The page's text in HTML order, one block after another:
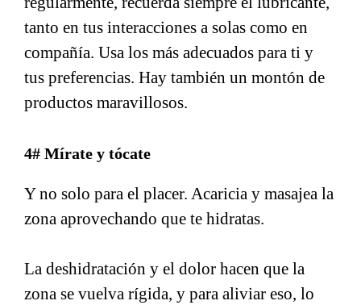
tanto en tus interacciones a solas como en
compañía. Usa los más adecuados para ti y
tus preferencias. Hay también un montón de
productos maravillosos.
4# Mírate y tócate
Y no solo para el placer. Acaricia y masajea la
zona aprovechando que te hidratas.
La deshidratación y el dolor hacen que la
zona se vuelva rígida, y para aliviar eso, lo